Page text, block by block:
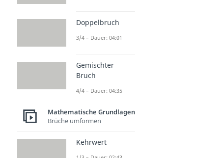
Doppelbruch
3/4 – Dauer: 04:01
Gemischter
Bruch
4/4 – Dauer: 04:35
Mathematische Grundlagen
Brüche umformen
Kehrwert